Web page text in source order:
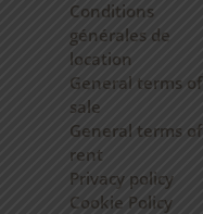
Conditions
générales de
location
General terms of
sale
General terms of
rent
Privacy policy
Cookie Policy